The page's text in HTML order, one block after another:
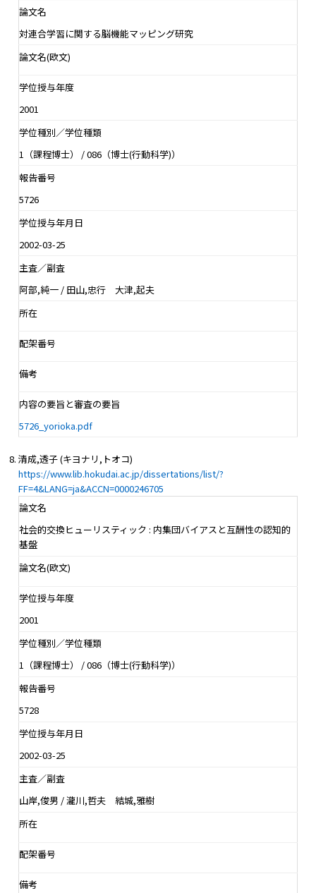
論文名
対連合学習に関する脳機能マッピング研究
論文名(欧文)
学位授与年度
2001
学位種別／学位種類
1（課程博士） / 086（博士(行動科学)）
報告番号
5726
学位授与年月日
2002-03-25
主査／副査
阿部,純一 / 田山,忠行 大津,起夫
所在
配架番号
備考
内容の要旨と審査の要旨
5726_yorioka.pdf
清成,透子 (キヨナリ,トオコ)
https://www.lib.hokudai.ac.jp/dissertations/list/?
FF=4&LANG=ja&ACCN=0000246705
論文名
社会的交換ヒューリスティック : 内集団バイアスと互酬性の認知的
基盤
論文名(欧文)
学位授与年度
2001
学位種別／学位種類
1（課程博士） / 086（博士(行動科学)）
報告番号
5728
学位授与年月日
2002-03-25
主査／副査
山岸,俊男 / 瀧川,哲夫 結城,雅樹
所在
配架番号
備考